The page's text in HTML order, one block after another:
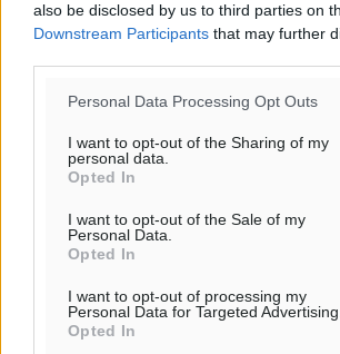
also be disclosed by us to third parties on
Downstream Participants that may further
Personal Data Processing Opt Outs
I want to opt-out of the Sharing of my
personal data.
Opted In
I want to opt-out of the Sale of my
Personal Data.
Opted In
I want to opt-out of processing my
Personal Data for Targeted Advertising.
Opted In